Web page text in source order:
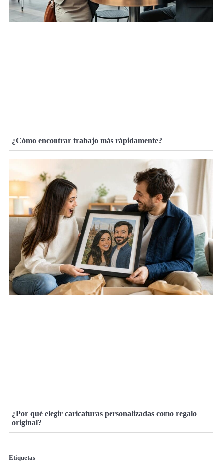
¿Cómo encontrar trabajo más rápidamente?
¿Por qué elegir caricaturas personalizadas como regalo
original?
Etiquetas